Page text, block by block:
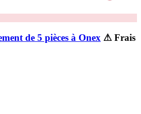
de 5 pièces à Onex ⚠ Frais